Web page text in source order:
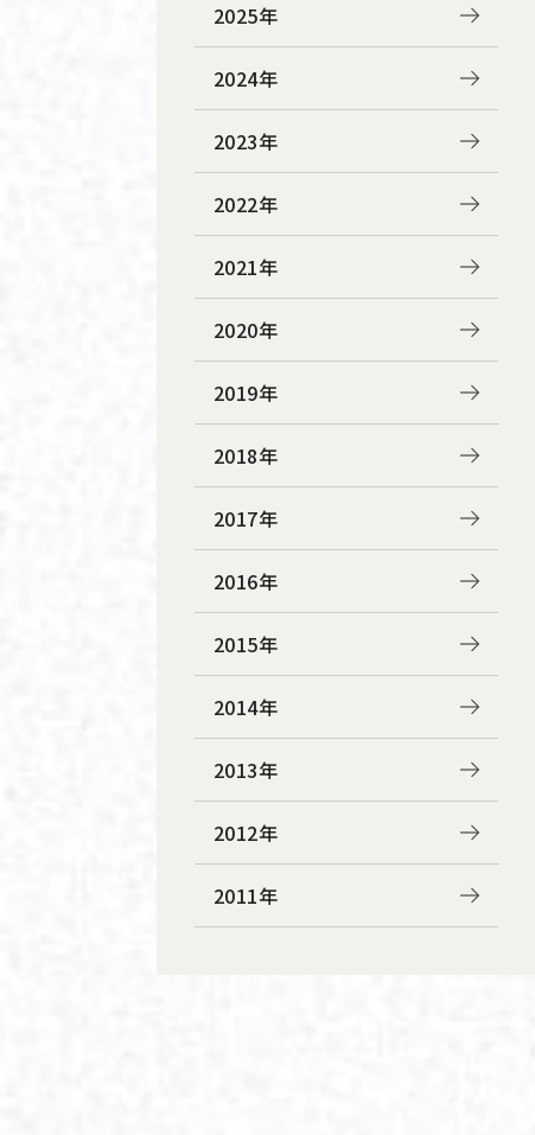
2025年
2024年
2023年
2022年
2021年
2020年
2019年
2018年
2017年
2016年
2015年
2014年
2013年
2012年
2011年